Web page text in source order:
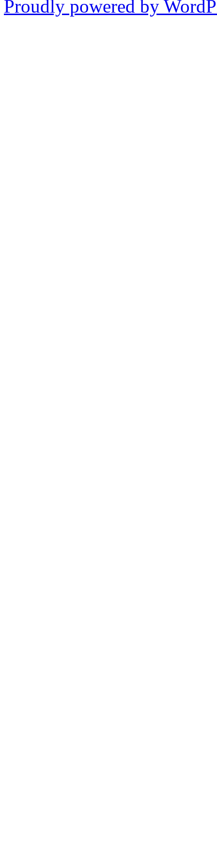
Proudly powered by